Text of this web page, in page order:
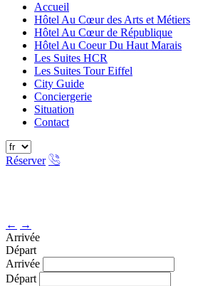
Accueil
Hôtel Au Cœur des Arts et Métiers
Hôtel Au Cœur de République
Hôtel Au Coeur Du Haut Marais
Les Suites HCR
Les Suites Tour Eiffel
City Guide
Conciergerie
Situation
Contact
Réserver
← →
Arrivée
Départ
Arrivée
Départ